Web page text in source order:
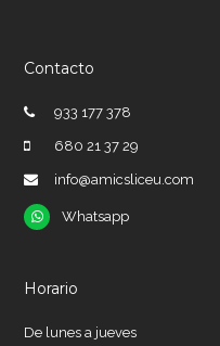
Contacto
933 177 378
680 21 37 29
info@amicsliceu.com
Whatsapp
Whatsapp
Horario
De lunes a jueves